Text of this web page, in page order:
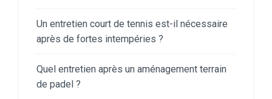
Un entretien court de tennis est-il nécessaire
après de fortes intempéries ?
Quel entretien après un aménagement terrain
de padel ?